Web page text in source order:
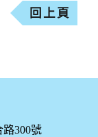
回上頁
路300號